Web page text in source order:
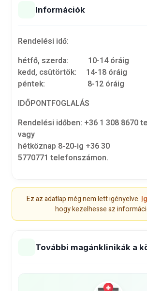
Információk
Rendelési idő:
hétfő, szerda: 10­-14 óráig
kedd, csütörtök: 14-­18 óráig
péntek: 8-­12 óráig
IDŐPONTFOGLALÁS
Rendelési időben: +36 1 308 8670
vagy
hétköznap 8-20-ig +36 30
5770771 telefonszámon.
Ez az adatlap még nem lett igényelve.
hogy kezelhesse az
További magánklinikák a